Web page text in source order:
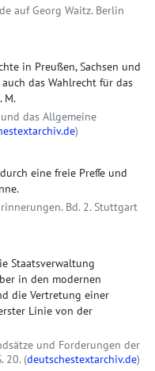
auf Georg Waitz. Berlin
in Preußen, Sachsen und
das Wahlrecht für das
M.
das Allgemeine
)
eine freie Preſſe und
Bd. 2. Stuttgart
Staatsverwaltung
in den modernen
die Vertretung einer
Linie von der
und Forderungen der
20. (deutschestextarchiv.de)